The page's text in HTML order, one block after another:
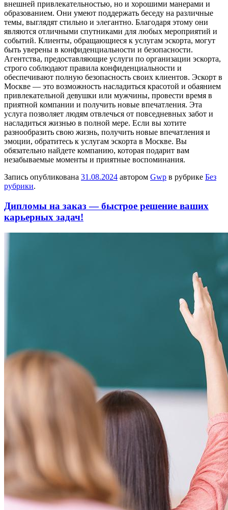
внешней привлекательностью, но и хорошими манерами и
образованием. Они умеют поддержать беседу на различные
темы, выглядят стильно и элегантно. Благодаря этому они
являются отличными спутниками для любых мероприятий и
событий. Клиенты, обращающиеся к услугам эскорта, могут
быть уверены в конфиденциальности и безопасности.
Агентства, предоставляющие услуги по организации эскорта,
строго соблюдают правила конфиденциальности и
обеспечивают полную безопасность своих клиентов. Эскорт в
Москве — это возможность насладиться красотой и обаянием
привлекательной девушки или мужчины, провести время в
приятной компании и получить новые впечатления. Эта
услуга позволяет людям отвлечься от повседневных забот и
насладиться жизнью в полной мере. Если вы хотите
разнообразить свою жизнь, получить новые впечатления и
эмоции, обратитесь к услугам эскорта в Москве. Вы
обязательно найдете компанию, которая подарит вам
незабываемые моменты и приятные воспоминания.
Запись опубликована 31.08.2024 автором Gwp в рубрике Без
рубрики.
Дипломы на заказ — быстрое решение ваших
карьерных задач!